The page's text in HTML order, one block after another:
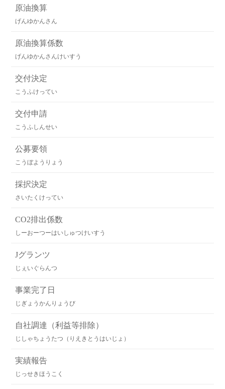
原油換算
げんゆかんさん
原油換算係数
げんゆかんさんけいすう
交付決定
こうふけってい
交付申請
こうふしんせい
公募要領
こうぼようりょう
採択決定
さいたくけってい
CO2排出係数
しーおーつーはいしゅつけいすう
Jグランツ
じぇいぐらんつ
事業完了日
じぎょうかんりょうび
自社調達（利益等排除）
じしゃちょうたつ（りえきとうはいじょ）
実績報告
じっせきほうこく